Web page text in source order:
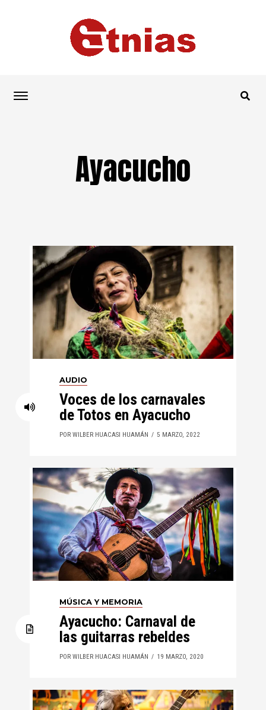
Ayacucho
AUDIO
Voces de los carnavales
de Totos en Ayacucho
POR WILBER HUACASI HUAMÁN 5 MARZO, 2022
MÚSICA Y MEMORIA
Ayacucho: Carnaval de
las guitarras rebeldes
POR WILBER HUACASI HUAMÁN 19 MARZO, 2020